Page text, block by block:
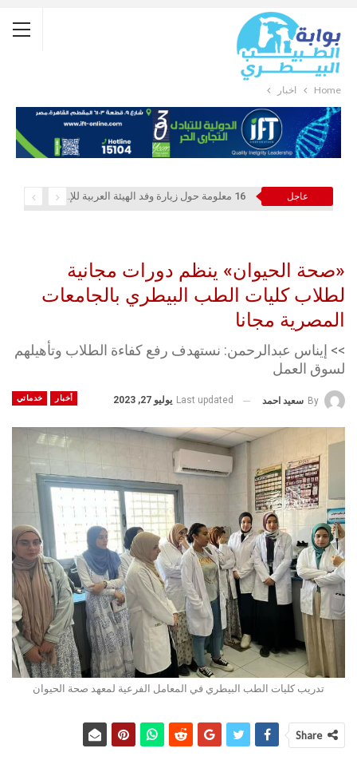
Home أخبار
عاجل 16 معلومة حول زيارة وفد الهيئة العربية للإستثمار والإنماء الزراعي إلي السعودية
«صحة الحيوان» ينظم دورات مجانية
لطلاب كليات الطب البيطري بالجامعات
المصرية مجانا
>> إيناس عبدالرحمن: نستهدف رفع كفاءة الطلاب وتأهيلهم
لسوق العمل
أخبار خدماتي By سعيد احمد Last updated يوليو 27, 2023
تدريب كليات الطب البيطري في المعامل الفرعية لمعهد صحة الحيوان
Share